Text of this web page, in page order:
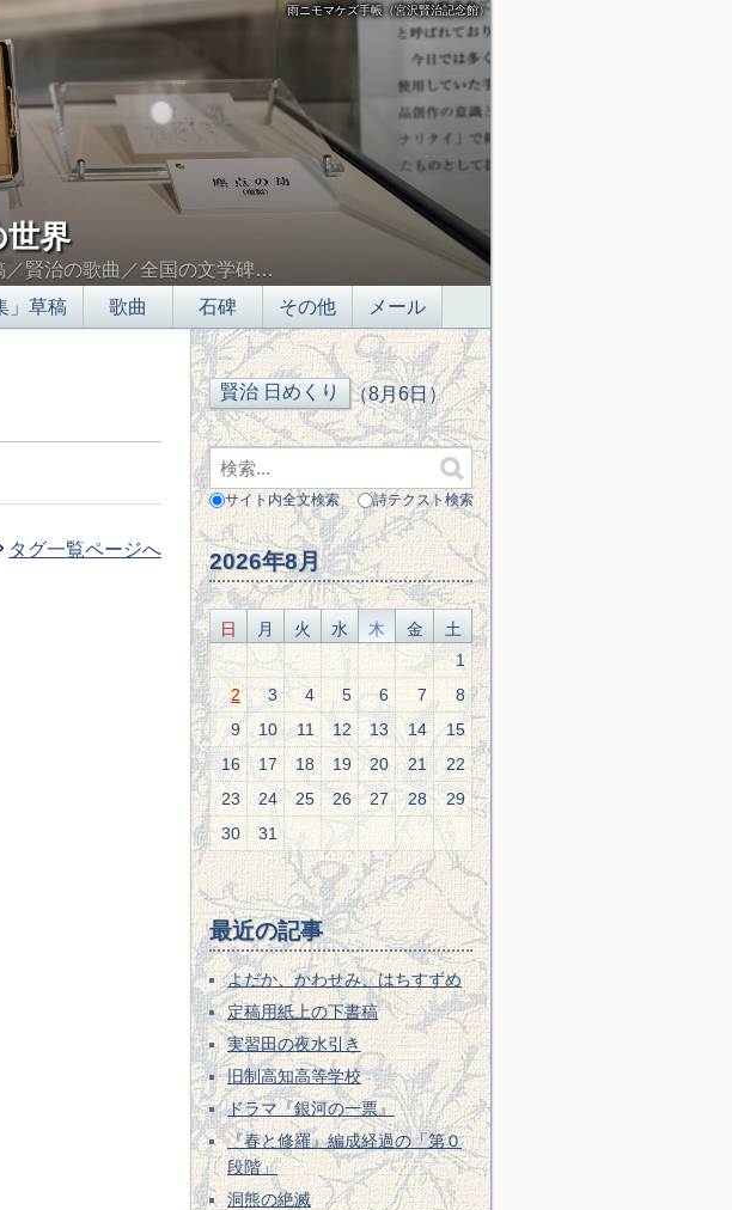
雨ニモマケズ手帳（宮沢賢治記念館）
世界
／賢治の歌曲／全国の文学碑…
」草稿 歌曲 石碑 その他 メール
タグ一覧ページへ
（8月6日）
サイト内全文検索 詩テクスト検索
2026年8月
日 月 火 水 木 金
土
1
2
3 4 5 6 7
8
9
10 11 12 13 14
15
16
17 18 19 20 21
22
23
24 25 26 27 28
29
30
31
最近の記事
よだか、かわせみ、はちすずめ
定稿用紙上の下書稿
実習田の夜水引き
旧制高知高等学校
ドラマ『銀河の一票』
『春と修羅』編成経過の「第０
段階」
洞熊の絶滅